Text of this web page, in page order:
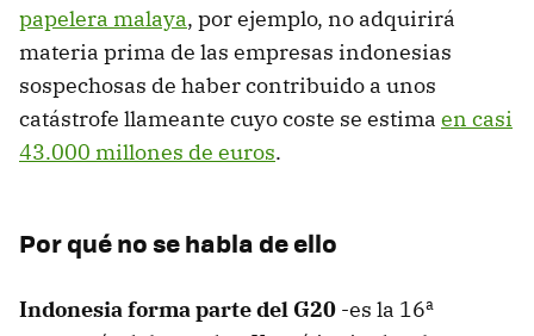
papelera malaya, por ejemplo, no adquirirá
materia prima de las empresas indonesias
sospechosas de haber contribuido a unos
catástrofe llameante cuyo coste se estima en casi
43.000 millones de euros.
Por qué no se habla de ello
Indonesia forma parte del G20 -es la 16ª